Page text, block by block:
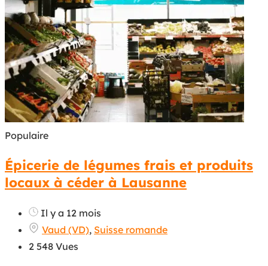
Populaire
Épicerie de légumes frais et produits
locaux à céder à Lausanne
Il y a 12 mois
Vaud (VD), Suisse romande
2 548 Vues